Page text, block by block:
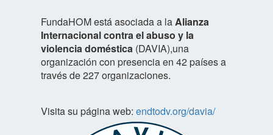
FundaHOM está asociada a laAlianza
Internacional contra el abuso y la
violencia doméstica (DAVIA),una
organización con presencia en 42 países a
través de 227 organizaciones.
Visita su página web:endtodv.org/davia/